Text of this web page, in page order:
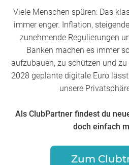
Viele Menschen spüren: Das
immer enger. Inflation,
zunehmende Regulierungen
Banken machen es immer
aufzubauen, zu schützen und
2028 geplante digitale Euro
unsere
Als ClubPartner findest du
doch einfach
Zum